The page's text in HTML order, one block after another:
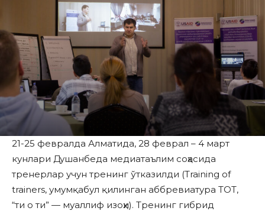
21-25 февралда Алматида, 28 феврал – 4 март
кунлари Душанбеда медиатаълим соҳасида
тренерлар учун тренинг ўтказилди (Training of
trainers, умумқабул қилинган аббревиатура TOT,
“ти о ти” — муаллиф изоҳи). Тренинг гибрид